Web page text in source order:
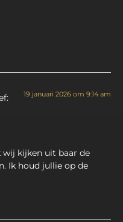
19 januari 2026 om 9:14 am
wij kijken uit baar de
Ik houd jullie op de